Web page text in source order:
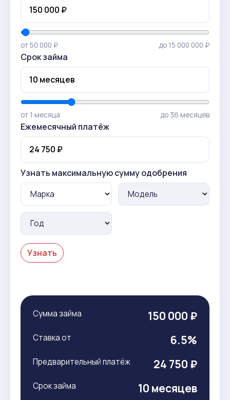
от 50 000 ₽ до 15 000 000 ₽
Срок займа
от 1 месяца до 36 месяцев
Ежемесячный платёж
Узнать максимальную сумму одобрения
Узнать
Сумма займа 150 000 ₽
Ставка от 6.5%
Предварительный платёж 24 750 ₽
Срок займа 10 месяцев